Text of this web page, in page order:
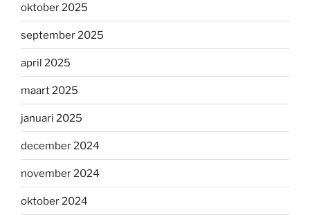
oktober 2025
september 2025
april 2025
maart 2025
januari 2025
december 2024
november 2024
oktober 2024